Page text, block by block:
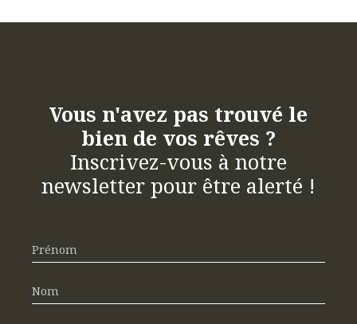
Vous n'avez pas trouvé le
bien de vos rêves ?
Inscrivez-vous à notre
newsletter pour être alerté !
Prénom
Nom